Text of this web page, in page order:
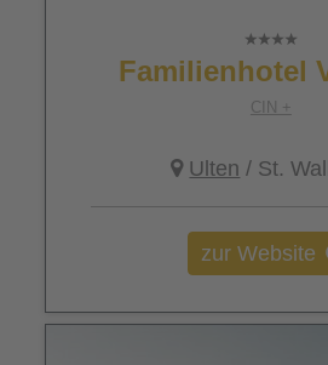
Familienhotel
CIN +
Ulten / St.
zur Website